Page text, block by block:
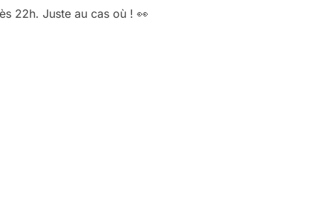
22h. Juste au cas où ! 👀